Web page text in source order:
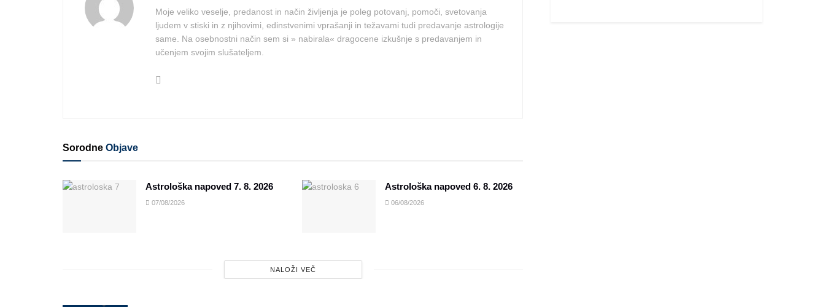
Moje veliko veselje, predanost in način življenja je poleg potovanj, pomoči, svetovanja
ljudem v stiski in z njihovimi, edinstvenimi vprašanji in težavami tudi predavanje astrologije
same. Na osebnostni način sem si » nabirala« dragocene izkušnje s predavanjem in
učenjem svojim slušateljem.
Sorodne Objave
Astrološka napoved 7. 8. 2026
07/08/2026
Astrološka napoved 6. 8. 2026
06/08/2026
NALOŽI VEČ